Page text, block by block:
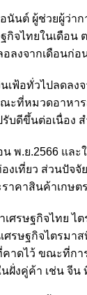
นต์ ผู้ช่วยผู้ว่า
ฐกิจไทยในเดื
ลงจากเดือนก่
นเฟ้อทั่วไปลด
ที่หมวดอาหาร
บดีขึ้นต่อเนื่อง
พ.ย.2566 แล
งเที่ยว ส่วนปัจ
าคาสินค้าเกษ
ศรษฐกิจไทย ไ
ศรษฐกิจไตรม
คาดไว้ ขณะที่ก
ฝั่งคู่ค้า เช่น จี